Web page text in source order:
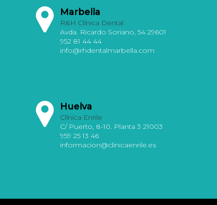
Marbella
R&H Clínica Dental
Avda. Ricardo Soriano, 54 29601
952 81 44 44
info@rhdentalmarbella.com
Huelva
Clínica Enrile
C/ Puerto, 8-10. Planta 3 21003
959 25 13 46
informacion@clinicaenrile.es